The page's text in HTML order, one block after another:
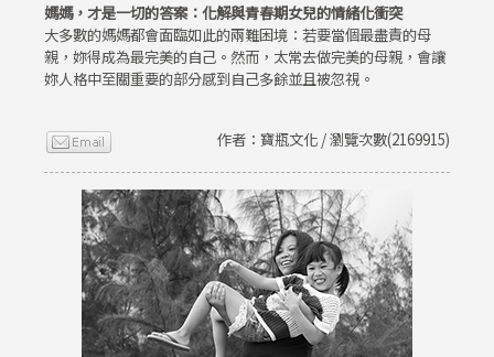
媽媽，才是一切的答案：化解與青春期女兒的情緒化衝突
大多數的媽媽都會面臨如此的兩難困境：若要當個最盡責的母
親，妳得成為最完美的自己。然而，太常去做完美的母親，會讓
妳人格中至關重要的部分感到自己多餘並且被忽視。
作者：寶瓶文化 / 瀏覽次數(2169915)